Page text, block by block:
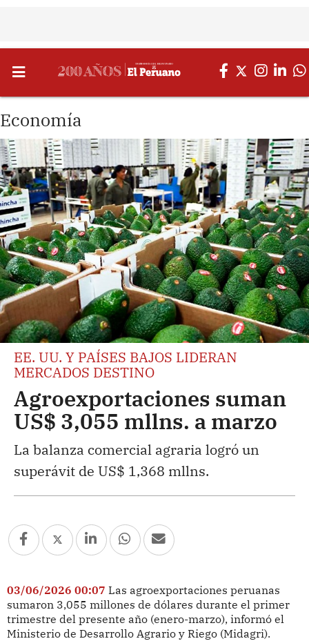
Economía
EE. UU. Y PAÍSES BAJOS LIDERAN
MERCADOS DESTINO
Agroexportaciones suman
US$ 3,055 mllns. a marzo
La balanza comercial agraria logró un
superávit de US$ 1,368 mllns.
03/06/2026 00:07 Las agroexportaciones peruanas
sumaron 3,055 millones de dólares durante el primer
trimestre del presente año (enero-marzo), informó el
Ministerio de Desarrollo Agrario y Riego (Midagri).